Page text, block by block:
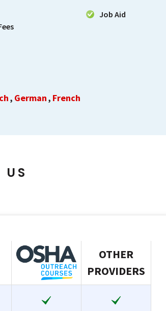
Job Aid
, German , French
OTHER
PROVIDERS